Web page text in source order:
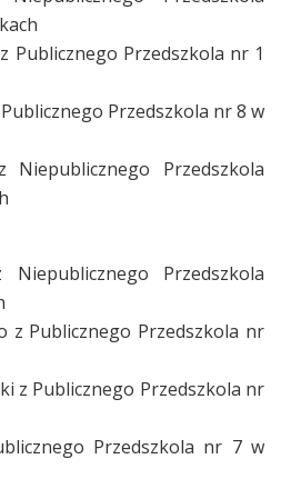
Publicznego Przedszkola nr 1
Przedszkola nr 8 w
Niepublicznego Przedszkola
Przedszkola
z Publicznego Przedszkola nr
z Publicznego Przedszkola nr
Przedszkola nr 7 w